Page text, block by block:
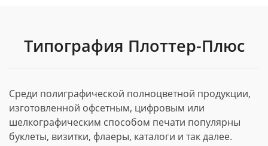
Типография Плоттер-Плюс
Среди полиграфической полноцветной продукции,
изготовленной офсетным, цифровым или
шелкографическим способом печати популярны
буклеты, визитки, флаеры, каталоги и так далее.